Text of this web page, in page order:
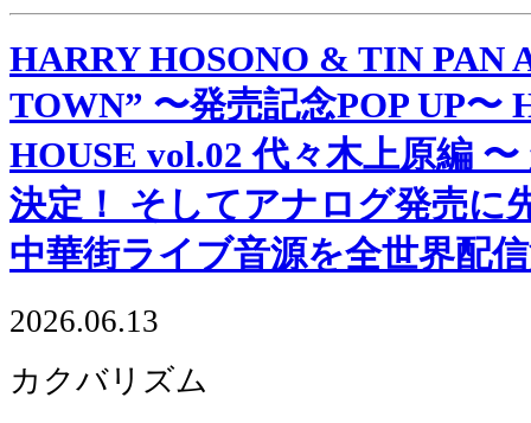
HARRY HOSONO & TIN PAN
TOWN” 〜発売記念POP UP〜
HOUSE vol.02 代々木上原編
決定！ そしてアナログ発売に
中華街ライブ音源を全世界配
2026.06.13
カクバリズム